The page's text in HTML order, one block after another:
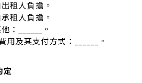
租人負擔。
租人負擔。
：______。
用及其支付方式：______。
定